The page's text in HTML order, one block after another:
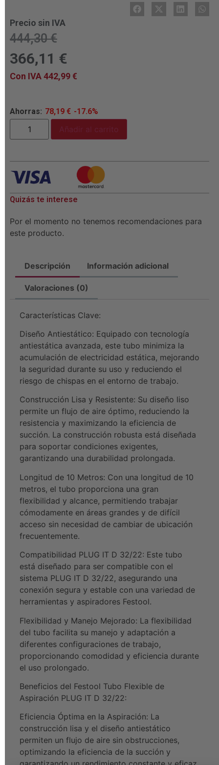
Precio sin IVA
444,30€
366,11 €
Con IVA442,99€
Ahorras: 78,19 € -17.6%
Añadir al carrito
Quizás te interese
Por el momento no tenemos recomendaciones para
este producto.
Descripción Información adicional
Valoraciones (0)
Características Clave:
Diseño Antiestático: Equipado con tecnología
antiestática avanzada, este tubo minimiza la
acumulación de electricidad estática, mejorando
la seguridad durante su uso y reduciendo el
riesgo de chispas en el entorno de trabajo.
Construcción Lisa y Resistente: Su diseño liso
permite un flujo de aire óptimo, reduciendo la
resistencia y maximizando la eficiencia de
succión. La construcción robusta está diseñada
para soportar condiciones exigentes,
garantizando una durabilidad prolongada.
Longitud de 10 Metros: Con una longitud de 10
metros, el tubo proporciona una gran
flexibilidad y alcance, permitiendo trabajar
cómodamente en áreas grandes y de difícil
acceso sin necesidad de cambiar de ubicación
frecuentemente.
Compatibilidad PLUG IT D 32/22: Este tubo
está diseñado para ser compatible con el
sistema PLUG IT D 32/22, asegurando una
conexión segura y estable con una variedad de
herramientas y aspiradores Festool.
Flexibilidad y Manejo Mejorado: La flexibilidad
del tubo facilita su manejo y adaptación a
diferentes configuraciones de trabajo,
proporcionando comodidad y eficiencia durante
el uso prolongado.
Beneficios del Festool Tubo Flexible de
Aspiración PLUG IT D 32/22:
Eficiencia Óptima en la Aspiración: La
construcción lisa y el diseño antiestático
permiten un flujo de aire sin obstrucciones,
optimizando la eficiencia de la succión y